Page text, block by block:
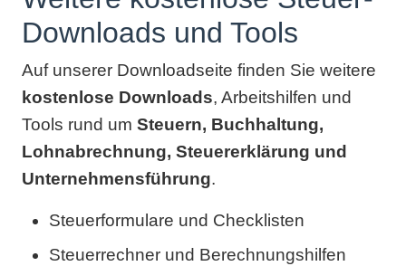
Downloads und Tools
Auf unserer Downloadseite finden Sie weitere
kostenlose Downloads, Arbeitshilfen und
Tools rund um Steuern, Buchhaltung,
Lohnabrechnung, Steuererklärung und
Unternehmensführung.
Steuerformulare und Checklisten
Steuerrechner und Berechnungshilfen